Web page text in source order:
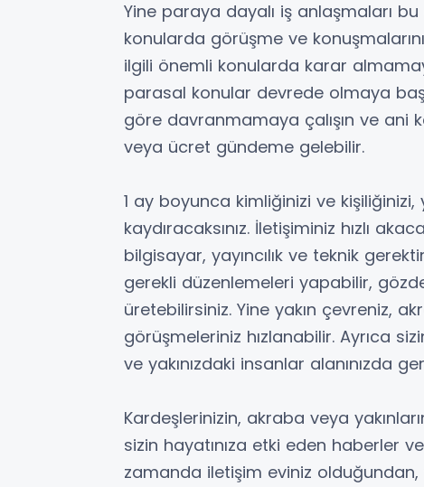
Yine paraya dayalı iş anlaşmaları
konularda görüşme ve
ilgili önemli konularda karar
parasal konular devrede olmaya
göre davranmamaya çalışın ve ani
veya ücret gündeme gelebilir.
1 ay boyunca kimliğinizi ve kişiliğinizi,
kaydıracaksınız. İletişiminiz hızlı
bilgisayar, yayıncılık ve teknik
gerekli düzenlemeleri yapabilir,
üretebilirsiniz. Yine yakın çevreniz,
görüşmeleriniz hızlanabilir. Ayrıca
ve yakınızdaki insanlar alanınızda
Kardeşlerinizin, akraba veya
sizin hayatınıza etki eden haberler
zamanda iletişim eviniz olduğundan,